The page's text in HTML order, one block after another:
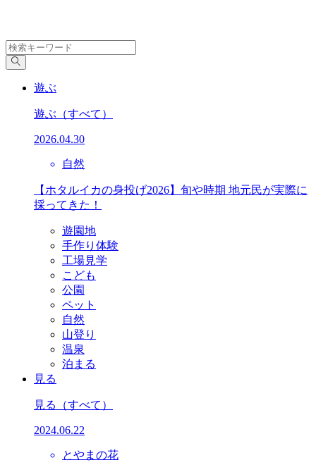
遊ぶ
遊ぶ （すべて）
2026.04.30
自然
【ホタルイカの身投げ2026】旬や時期 地元民が実際に
採ってきた！
遊園地
手作り体験
工場見学
こども
公園
ペット
自然
山登り
温泉
泊まる
見る
見る （すべて）
2024.06.22
とやまの花